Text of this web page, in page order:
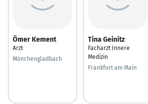
Ömer Kement
Arzt
Mönchengladbach
Tina Geinitz
Facharzt Innere
Medizin
Frankfurt am Main